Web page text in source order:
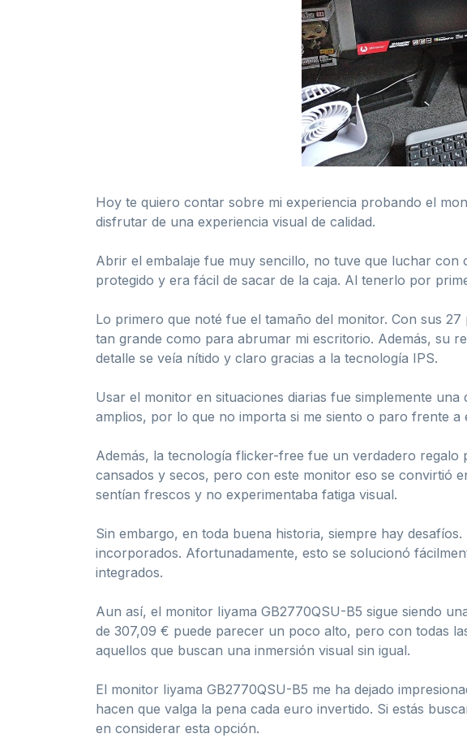
Hoy te quiero contar sobre mi experiencia probando el
disfrutar de una experiencia visual de calidad.
Abrir el embalaje fue muy sencillo, no tuve que luchar con
protegido y era fácil de sacar de la caja. Al tenerlo por
Lo primero que noté fue el tamaño del monitor. Con sus
tan grande como para abrumar mi escritorio. Además, su
detalle se veía nítido y claro gracias a la tecnología IPS.
Usar el monitor en situaciones diarias fue simplemente
amplios, por lo que no importa si me siento o paro frente
Además, la tecnología flicker-free fue un verdadero
cansados y secos, pero con este monitor eso se convirtió
sentían frescos y no experimentaba fatiga visual.
Sin embargo, en toda buena historia, siempre hay
incorporados. Afortunadamente, esto se solucionó
integrados.
Aun así, el monitor Iiyama GB2770QSU-B5 sigue siendo
de 307,09 € puede parecer un poco alto, pero con todas
aquellos que buscan una inmersión visual sin igual.
El monitor Iiyama GB2770QSU-B5 me ha dejado
hacen que valga la pena cada euro invertido. Si estás
en considerar esta opción.